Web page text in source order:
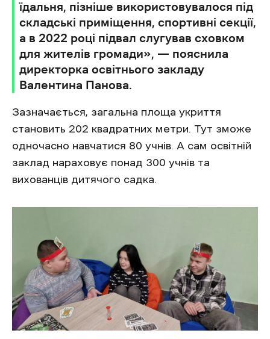
їдальня, пізніше використовувалося під
складські приміщення, спортивні секції,
а в 2022 році підвал слугував сховком
для жителів громади», — пояснила
директорка освітнього закладу
Валентина Панова.
Зазначається, загальна площа укриття
становить 202 квадратних метри. Тут зможе
одночасно навчатися 80 учнів. А сам освітній
заклад нараховує понад 300 учнів та
вихованців дитячого садка.